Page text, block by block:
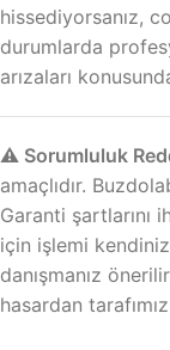
hissediyorsanız,
durumlarda
arızaları
⚠️ Sorumluluk
amaçlıdır.
Garanti şartlarını
için işlemi
danışmanız
hasardan